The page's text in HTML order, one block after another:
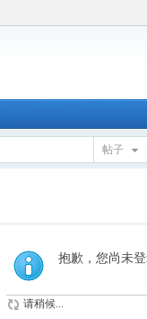
帖子
抱歉，您尚未
请稍候...